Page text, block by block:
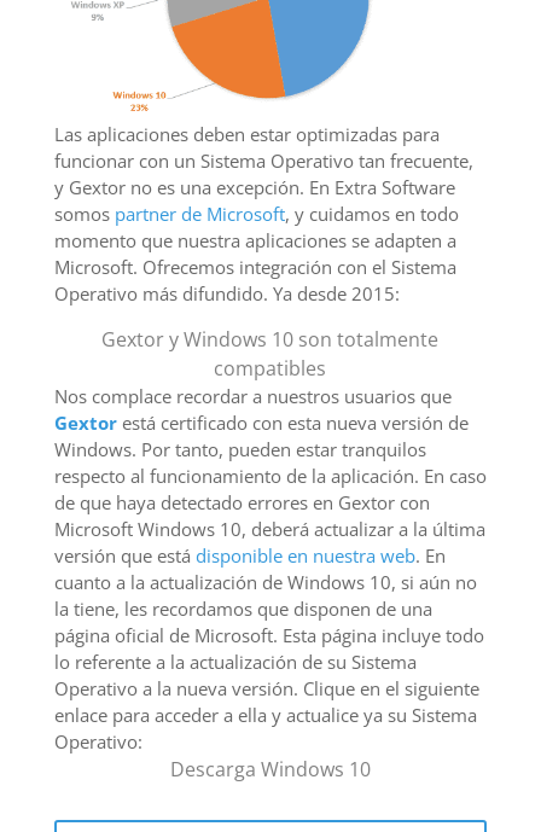
Las aplicaciones deben estar optimizadas para
funcionar con un Sistema Operativo tan frecuente,
y Gextor no es una excepción. En Extra Software
somos partner de Microsoft, y cuidamos en todo
momento que nuestra aplicaciones se adapten a
Microsoft. Ofrecemos integración con el Sistema
Operativo más difundido. Ya desde 2015:
Gextor y Windows 10 son totalmente
compatibles
Nos complace recordar a nuestros usuarios que
Gextor está certificado con esta nueva versión de
Windows. Por tanto, pueden estar tranquilos
respecto al funcionamiento de la aplicación. En caso
de que haya detectado errores en Gextor con
Microsoft Windows 10, deberá actualizar a la última
versión que está disponible en nuestra web. En
cuanto a la actualización de Windows 10, si aún no
la tiene, les recordamos que disponen de una
página oficial de Microsoft. Esta página incluye todo
lo referente a la actualización de su Sistema
Operativo a la nueva versión. Clique en el siguiente
enlace para acceder a ella y actualice ya su Sistema
Operativo:
Descarga Windows 10